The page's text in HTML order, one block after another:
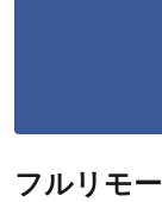
フルリモ